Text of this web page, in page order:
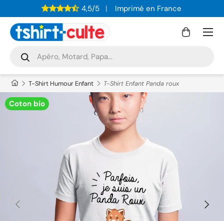
ALLER AU CONTENU
4,5/5 Imprimé en France
Recherche
Rechercher
Panier
Menu
T-Shirt Humour Enfant T-Shirt Enfant Panda roux
Coton bio
PRÉCÉDENT